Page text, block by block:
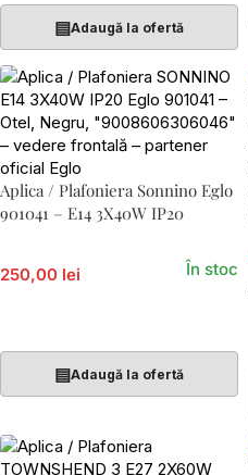
▤Adaugă la ofertă
Aplica / Plafoniera Sonnino Eglo
901041 – E14 3X40W IP20
250,00 lei În stoc
▤Adaugă la ofertă